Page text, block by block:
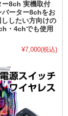
ー8ch 実機取付
バーター8chをお
したい方向けの
・4chでも使用
¥7,000(税込)